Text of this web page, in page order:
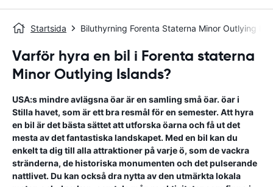
Startsida Biluthyrning Forenta Staterna Minor Outlying
Varför hyra en bil i Forenta staterna
Minor Outlying Islands?
USA:s mindre avlägsna öar är en samling små öar. öar i
Stilla havet, som är ett bra resmål för en semester. Att hyra
en bil är det bästa sättet att utforska öarna och få ut det
mesta av det fantastiska landskapet. Med en bil kan du
enkelt ta dig till alla attraktioner på varje ö, som de vackra
stränderna, de historiska monumenten och det pulserande
nattlivet. Du kan också dra nytta av den utmärkta lokala